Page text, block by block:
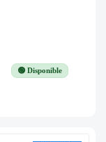
🟢 Disponible